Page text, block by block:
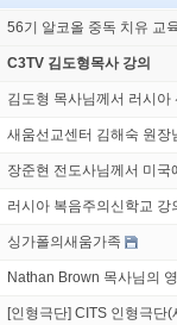
56기 알코올 중독 치유 교
C3TV 김도형목사 강의
김도형 목사님께서 러시
새움선교센터 김해숙 원장
장준현 전도사님께서 미
러시아 복음주의신학교 강
싱가폴의새움가족
Nathan Brown 목사님의
[인형극단] CITS 인형극단